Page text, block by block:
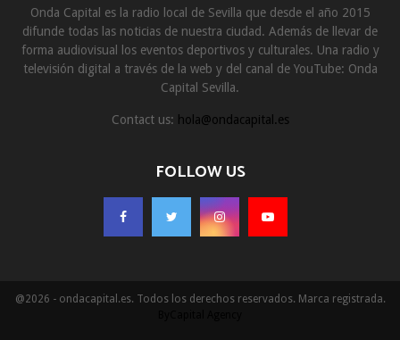
Onda Capital es la radio local de Sevilla que desde el año 2015
difunde todas las noticias de nuestra ciudad. Además de llevar de
forma audiovisual los eventos deportivos y culturales. Una radio y
televisión digital a través de la web y del canal de YouTube: Onda
Capital Sevilla.
Contact us: hola@ondacapital.es
FOLLOW US
@2026 - ondacapital.es. Todos los derechos reservados. Marca registrada.